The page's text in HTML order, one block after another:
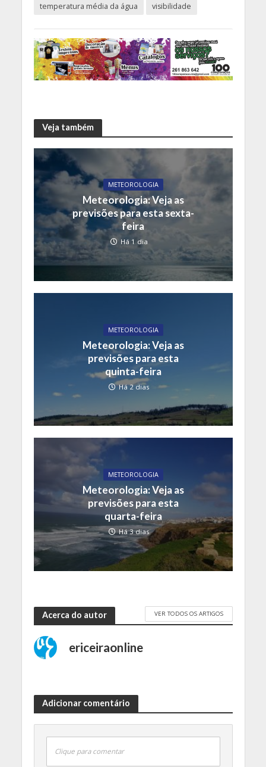
temperatura média da água
visibilidade
Veja também
METEOROLOGIA
Meteorologia: Veja as
previsões para esta sexta-
feira
Há 1 dia
METEOROLOGIA
Meteorologia: Veja as
previsões para esta
quinta-feira
Há 2 dias
METEOROLOGIA
Meteorologia: Veja as
previsões para esta
quarta-feira
Há 3 dias
Acerca do autor VER TODOS OS ARTIGOS
ericeiraonline
Adicionar comentário
Clique para comentar